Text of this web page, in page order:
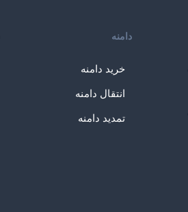
دامنه
خرید دامنه
انتقال دامنه
تمدید دامنه